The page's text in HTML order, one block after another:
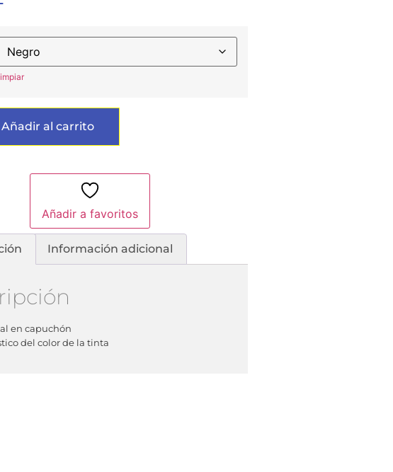
Añadir al carrito
Añadir a favoritos
Información adicional
en capuchón
del color de la tinta